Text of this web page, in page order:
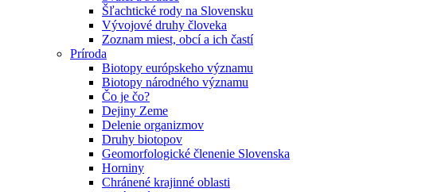
Šľachtické rody na Slovensku
Vývojové druhy človeka
Zoznam miest, obcí a ich častí
Príroda
Biotopy európskeho významu
Biotopy národného významu
Čo je čo?
Dejiny Zeme
Delenie organizmov
Druhy biotopov
Geomorfologické členenie Slovenska
Horniny
Chránené krajinné oblasti